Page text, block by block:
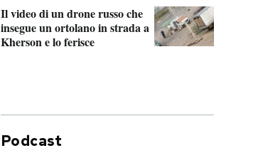
Il video di un drone russo che
insegue un ortolano in strada a
Kherson e lo ferisce
Podcast